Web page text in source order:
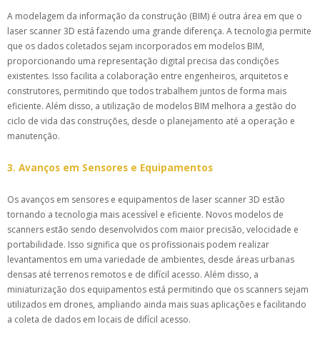
A modelagem da informação da construção (BIM) é outra área em que o
laser scanner 3D está fazendo uma grande diferença. A tecnologia permite
que os dados coletados sejam incorporados em modelos BIM,
proporcionando uma representação digital precisa das condições
existentes. Isso facilita a colaboração entre engenheiros, arquitetos e
construtores, permitindo que todos trabalhem juntos de forma mais
eficiente. Além disso, a utilização de modelos BIM melhora a gestão do
ciclo de vida das construções, desde o planejamento até a operação e
manutenção.
3. Avanços em Sensores e Equipamentos
Os avanços em sensores e equipamentos de laser scanner 3D estão
tornando a tecnologia mais acessível e eficiente. Novos modelos de
scanners estão sendo desenvolvidos com maior precisão, velocidade e
portabilidade. Isso significa que os profissionais podem realizar
levantamentos em uma variedade de ambientes, desde áreas urbanas
densas até terrenos remotos e de difícil acesso. Além disso, a
miniaturização dos equipamentos está permitindo que os scanners sejam
utilizados em drones, ampliando ainda mais suas aplicações e facilitando
a coleta de dados em locais de difícil acesso.